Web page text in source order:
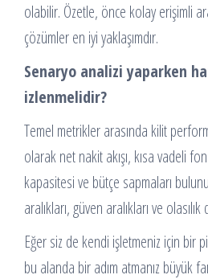
olabilir. Özetle, önce kolay erişimli
çözümler en iyi yaklaşımdır.
Senaryo analizi yaparken
izlenmelidir?
Temel metrikler arasında kilit
olarak net nakit akışı, kısa vadeli
kapasitesi ve bütçe sapmaları
aralıkları, güven aralıkları ve
Eğer siz de kendi işletmeniz için bir
bu alanda bir adım atmanız büyük